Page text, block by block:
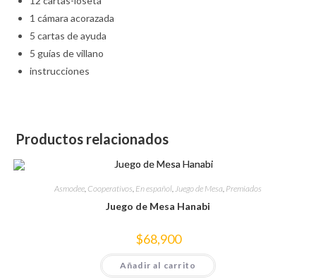
1 cámara acorazada
5 cartas de ayuda
5 guías de villano
instrucciones
Productos relacionados
Asmodee, Cooperativos, En español,Juego de Mesa, Premiados
Juego de Mesa Hanabi
$68,900
Añadir al carrito